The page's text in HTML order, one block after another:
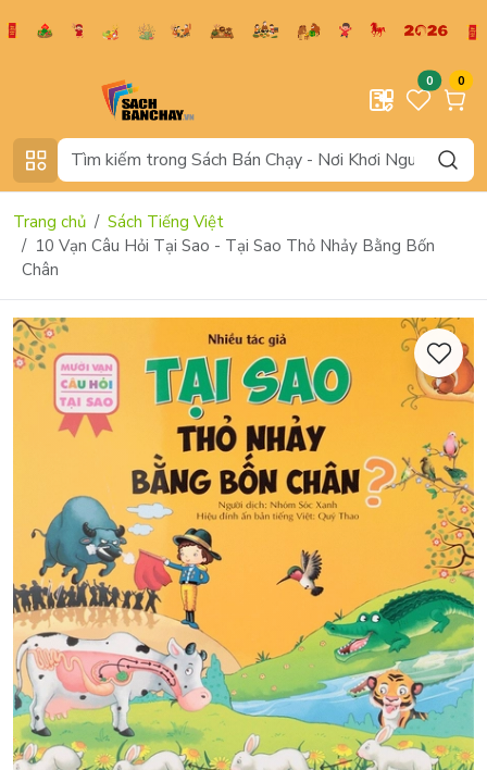
0 0
Trang chủ
Sách Tiếng Việt
10 Vạn Câu Hỏi Tại Sao - Tại Sao Thỏ Nhảy Bằng Bốn
Chân